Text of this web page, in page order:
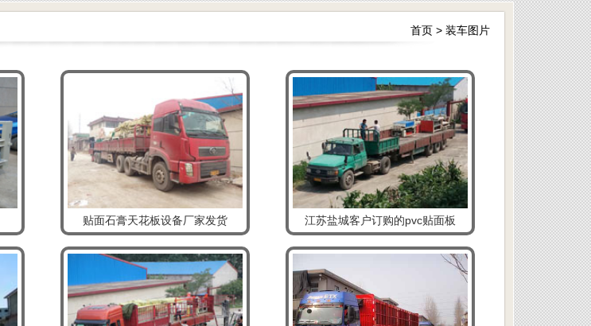
首页 > 装车图片
贴面石膏天花板设备厂家发货 江苏盐城客户订购的pvc贴面板